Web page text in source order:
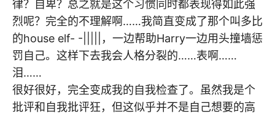
律？自卑？总之就是这个习惯同时都表现得如此强
烈呢？完全的不理解啊……我简直变成了那个叫多比
的house elf- -|||||，一边帮助Harry一边用头撞墙惩
罚自己。这样下去我会人格分裂的……表啊……
泪……
很好很好，完全变成我的自我检查了。虽然我是个
批评和自我批评狂，但这似乎并不是自己想要的高